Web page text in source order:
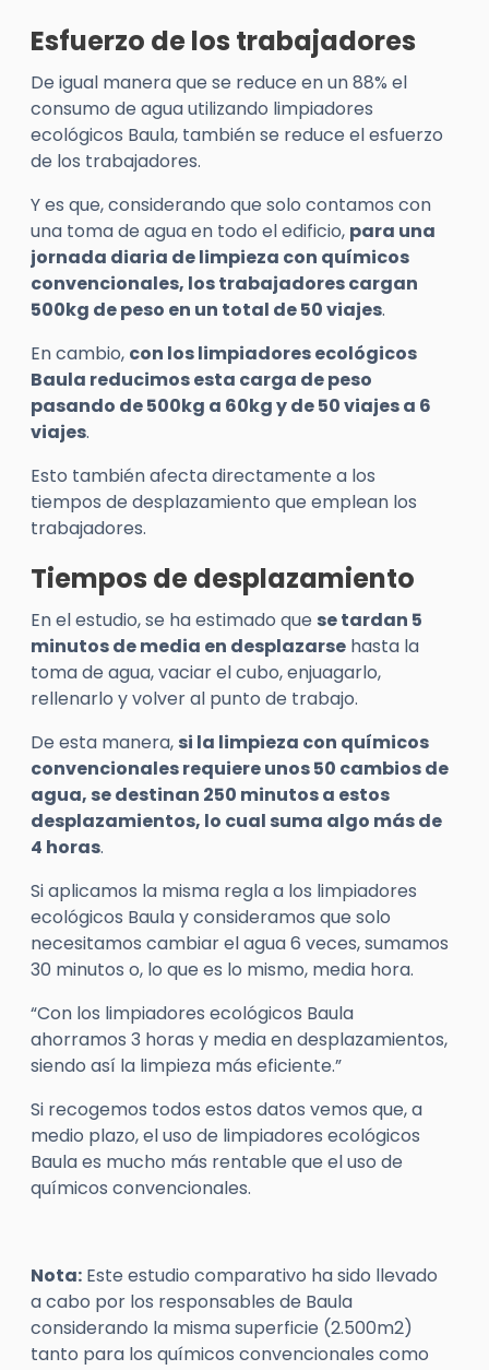
Esfuerzo de los trabajadores
De igual manera que se reduce en un 88% el
consumo de agua utilizando limpiadores
ecológicos Baula, también se reduce el esfuerzo
de los trabajadores.
Y es que, considerando que solo contamos con
una toma de agua en todo el edificio, para una
jornada diaria de limpieza con químicos
convencionales, los trabajadores cargan
500kg de peso en un total de 50 viajes.
En cambio, con los limpiadores ecológicos
Baula reducimos esta carga de peso
pasando de 500kg a 60kg y de 50 viajes a 6
viajes.
Esto también afecta directamente a los
tiempos de desplazamiento que emplean los
trabajadores.
Tiempos de desplazamiento
En el estudio, se ha estimado que se tardan 5
minutos de media en desplazarse hasta la
toma de agua, vaciar el cubo, enjuagarlo,
rellenarlo y volver al punto de trabajo.
De esta manera, si la limpieza con químicos
convencionales requiere unos 50 cambios de
agua, se destinan 250 minutos a estos
desplazamientos, lo cual suma algo más de
4 horas.
Si aplicamos la misma regla a los limpiadores
ecológicos Baula y consideramos que solo
necesitamos cambiar el agua 6 veces, sumamos
30 minutos o, lo que es lo mismo, media hora.
“Con los limpiadores ecológicos Baula
ahorramos 3 horas y media en desplazamientos,
siendo así la limpieza más eficiente.”
Si recogemos todos estos datos vemos que, a
medio plazo, el uso de limpiadores ecológicos
Baula es mucho más rentable que el uso de
químicos convencionales.
Nota: Este estudio comparativo ha sido llevado
a cabo por los responsables de Baula
considerando la misma superficie (2.500m2)
tanto para los químicos convencionales como